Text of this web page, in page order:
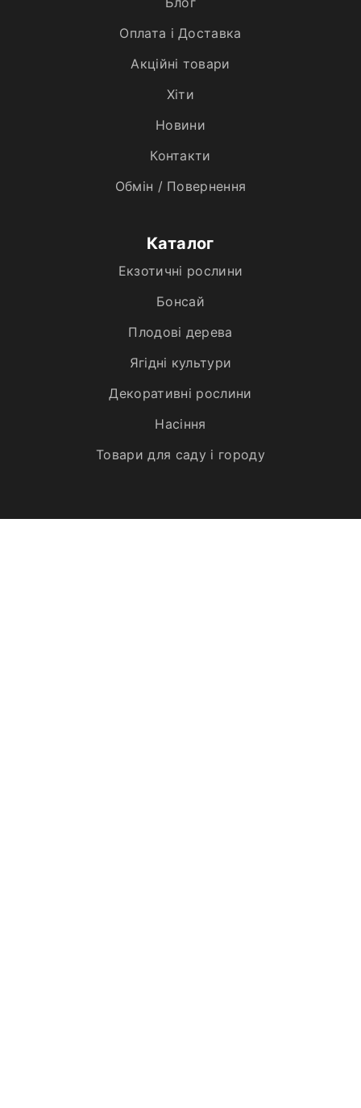
Оплата і Доставка
Акційні товари
Хiти
Новини
Контакти
Обмін / Повернення
Каталог
Екзотичні рослини
Бонсай
Плодові дерева
Ягідні культури
Декоративні рослини
Насіння
Товари для саду і городу